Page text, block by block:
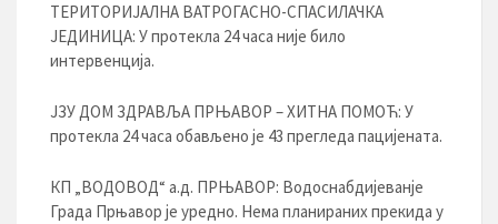
ТЕРИТОРИЈАЛНА ВАТРОГАСНО-СПАСИЛАЧКА
ЈЕДИНИЦА: У протекла 24 часа није било
интервенција.
ЈЗУ ДОМ ЗДРАВЉА ПРЊАВОР – ХИТНА ПОМОЋ: У
протекла 24 часа обављено је 43 прегледа пацијената.
КП „ВОДОВОД“ а.д. ПРЊАВОР: Водоснабдијеванје
Града Прњавор је уредно. Нема планираних прекида у